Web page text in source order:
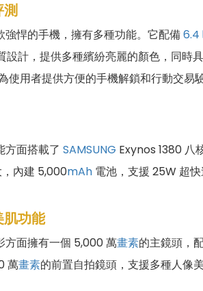
測
強悍的手機，擁有多種功能。它配備6.4
計，提供多種繽紛亮麗的顏色，同時
使用者提供方便的手機解鎖和行動交易
方面搭載了 SAMSUNG Exynos 1380 八
內建 5,000mAh 電池，支援 25W 超
肌功能
方面擁有一個 5,000 萬畫素的主鏡頭，
萬畫素的前置自拍鏡頭，支援多種人像